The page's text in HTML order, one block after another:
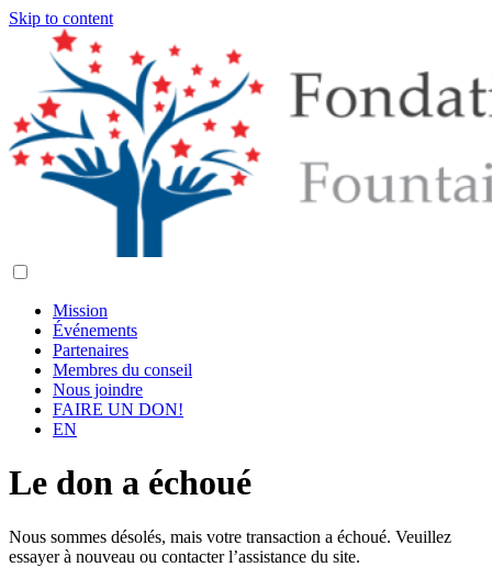
Skip to content
Mission
Événements
Partenaires
Membres du conseil
Nous joindre
FAIRE UN DON!
EN
Le don a échoué
Nous sommes désolés, mais votre transaction a échoué. Veuillez
essayer à nouveau ou contacter l’assistance du site.